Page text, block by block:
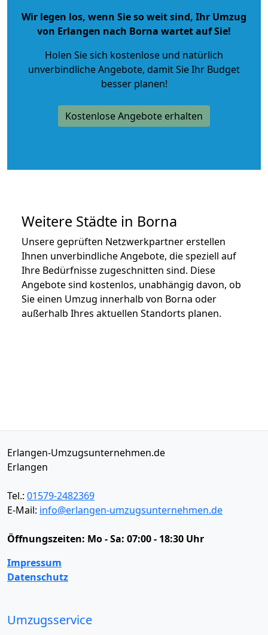
Wir legen los, wenn Sie so weit sind, Ihr Umzug
von Erlangen nach Borna wartet auf Sie!
Holen Sie sich kostenlose und natürlich
unverbindliche Angebote, damit Sie Ihr Budget
besser planen!
Kostenlose Angebote erhalten
Weitere Städte in Borna
Unsere geprüften Netzwerkpartner erstellen
Ihnen unverbindliche Angebote, die speziell auf
Ihre Bedürfnisse zugeschnitten sind. Diese
Angebote sind kostenlos, unabhängig davon, ob
Sie einen Umzug innerhalb von Borna oder
außerhalb Ihres aktuellen Standorts planen.
Erlangen-Umzugsunternehmen.de
Erlangen
Tel.: 01579-2482369
E-Mail: info@erlangen-umzugsunternehmen.de
Öffnungszeiten: Mo - Sa: 07:00 - 18:30 Uhr
Impressum
Datenschutz
Umzugsservice